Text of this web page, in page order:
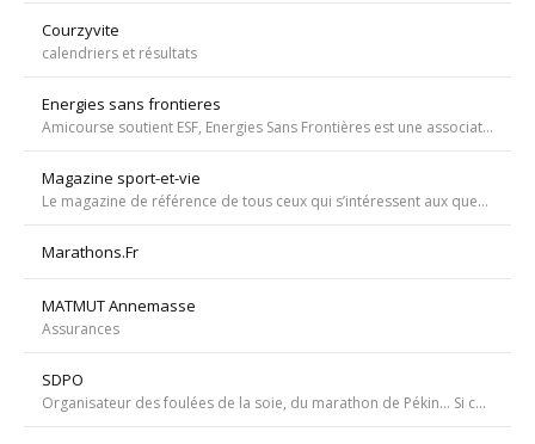
Courzyvite
calendriers et résultats
Energies sans frontieres
Amicourse soutient ESF, Energies Sans Frontières est une association ayant pour objet l'aide au développement des pays les plus pauvres en favorisant l'accès à l'eau et à l'électricité
Magazine sport-et-vie
Le magazine de référence de tous ceux qui s’intéressent aux questions d’entraînement, de nutrition, de dopage, de physiologie, de psychologie et de médecine du sport.
Marathons.Fr
MATMUT Annemasse
Assurances
SDPO
Organisateur des foulées de la soie, du marathon de Pékin... Si courir était notre seul but, nous passerions à côté de moments inoubliables ». Depuis 1996 SDPOrganisation, spécialiste de la course aventure à vocation sportive et culturelle